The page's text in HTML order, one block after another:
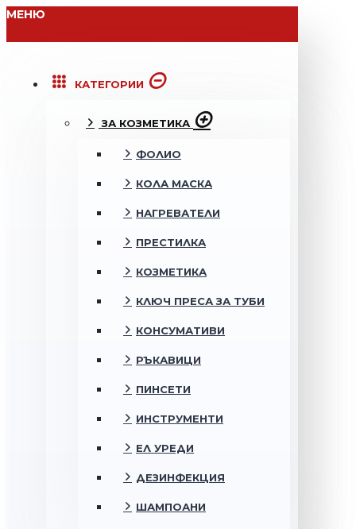
МЕНЮ
КАТЕГОРИИ
ЗА КОЗМЕТИКА
ФОЛИО
КОЛА МАСКА
НАГРЕВАТЕЛИ
ПРЕСТИЛКА
КОЗМЕТИКА
КЛЮЧ ПРЕСА ЗА ТУБИ
КОНСУМАТИВИ
РЪКАВИЦИ
ПИНСЕТИ
ИНСТРУМЕНТИ
ЕЛ УРЕДИ
ДЕЗИНФЕКЦИЯ
ШАМПОАНИ